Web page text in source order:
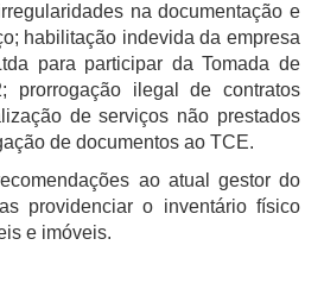
na documentação e
habilitação indevida da empresa
para participar da Tomada de
prorrogação ilegal de contratos
de serviços não prestados
de documentos ao TCE.
ao atual gestor do
providenciar o inventário físico
e imóveis.